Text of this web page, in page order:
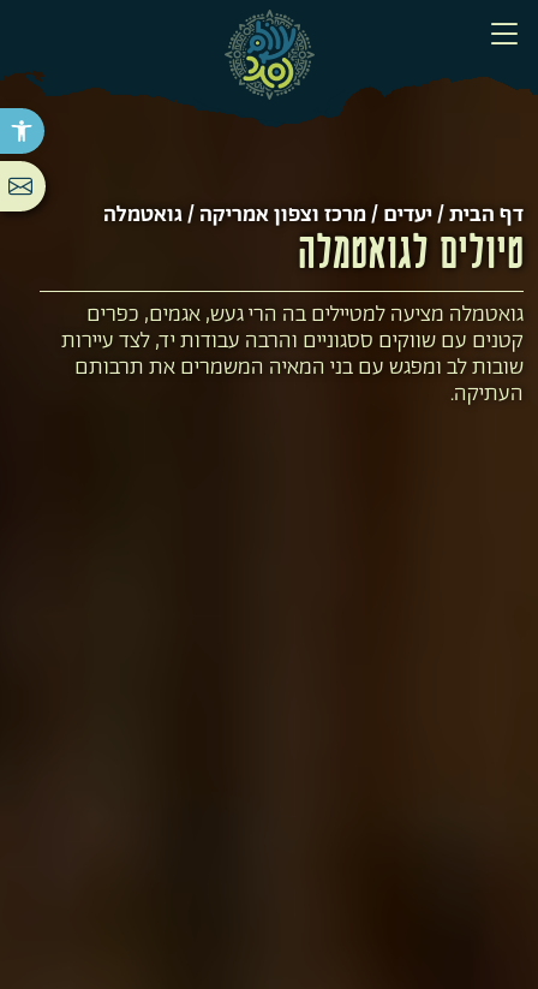
פתח
דף הבית/יעדים/מרכז וצפון אמריקה/ גואטמלה
טיולים לגואטמלה
גואטמלה מציעה למטיילים בה הרי געש, אגמים, כפרים
קטנים עם שווקים ססגוניים והרבה עבודות יד, לצד עיירות
שובות לב ומפגש עם בני המאיה המשמרים את תרבותם
העתיקה.